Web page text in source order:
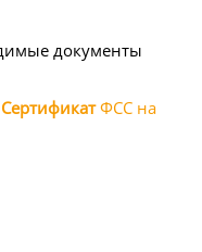
документы
ФСС на